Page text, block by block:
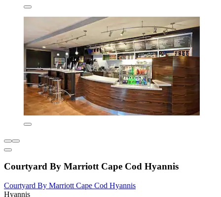
Courtyard By Marriott Cape Cod Hyannis
Courtyard By Marriott Cape Cod Hyannis
Hyannis